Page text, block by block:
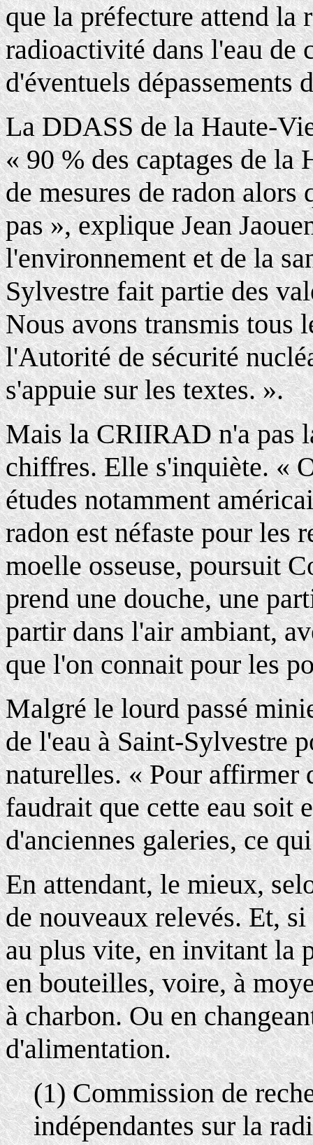
que la préfecture attend la
radioactivité dans l'eau de
d'éventuels dépassements
La DDASS de la Haute-
« 90 % des captages de
de mesures de radon
pas », explique Jean
l'environnement et de la
Sylvestre fait partie des
Nous avons transmis tous
l'Autorité de sécurité
s'appuie sur les textes. ».
Mais la CRIIRAD n'a pas
chiffres. Elle s'inquiète. «
études notamment
radon est néfaste pour les
moelle osseuse, poursuit
prend une douche, une
partir dans l'air ambiant,
que l'on connait pour les
Malgré le lourd passé
de l'eau à Saint-Sylvestre
naturelles. « Pour
faudrait que cette eau soit
d'anciennes galeries, ce
En attendant, le mieux,
de nouveaux relevés. Et,
au plus vite, en invitant la
en bouteilles, voire, à
à charbon. Ou en
d'alimentation.
(1) Commission de
indépendantes sur la